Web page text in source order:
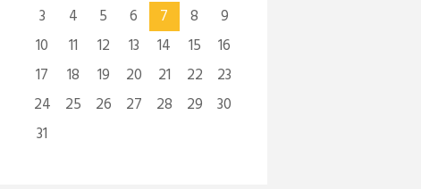
3
4 5 6 7 8
9
10
11 12 13 14 15
16
17
18 19 20 21 22
23
24
25 26 27 28 29
30
31